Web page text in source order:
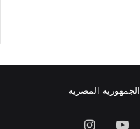
الجمهورية المصرية
‫YouTube